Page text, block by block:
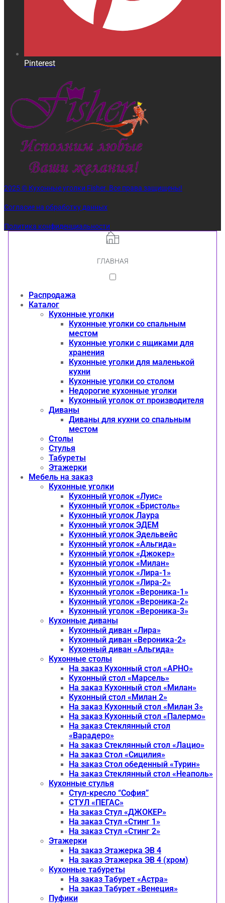
Pinterest
2025 © Кухонные уголки Fisher. Все права защищены!
Согласие на обработку данных
Политика конфиденциальности
ГЛАВНАЯ
Распродажа
Каталог
Кухонные уголки
Кухонные уголки со спальным
местом
Кухонные уголки с ящиками для
хранения
Кухонные уголки для маленькой
кухни
Кухонные уголки со столом
Недорогие кухонные уголки
Кухонный уголок от производителя
Диваны
Диваны для кухни со спальным
местом
Столы
Стулья
Табуреты
Этажерки
Мебель на заказ
Кухонные уголки
Кухонный уголок «Луис»
Кухонный уголок «Бристоль»
Кухонный уголок Лаура
Кухонный уголок ЭДЕМ
Кухонный уголок Эдельвейс
Кухонный уголок «Альгида»
Кухонный уголок «Джокер»
Кухонный уголок «Милан»
Кухонный уголок «Лира-1»
Кухонный уголок «Лира-2»
Кухонный уголок «Вероника-1»
Кухонный уголок «Вероника-2»
Кухонный уголок «Вероника-3»
Кухонные диваны
Кухонный диван «Лира»
Кухонный диван «Вероника-2»
Кухонный диван «Альгида»
Кухонные столы
На заказ Кухонный стол «АРНО»
Кухонный стол «Марсель»
На заказ Кухонный стол «Милан»
Кухонный стол «Милан 2»
На заказ Кухонный стол «Милан 3»
На заказ Кухонный стол «Палермо»
На заказ Стеклянный стол
«Варадеро»
На заказ Стеклянный стол «Лацио»
На заказ Стол «Сицилия»
На заказ Стол обеденный «Турин»
На заказ Стеклянный стол «Неаполь»
Кухонные стулья
Стул-кресло “София”
CТУЛ «ПЕГАС»
На заказ Стул «ДЖОКЕР»
На заказ Стул «Стинг 1»
На заказ Стул «Стинг 2»
Этажерки
На заказ Этажерка ЭВ 4
На заказ Этажерка ЭВ 4 (хром)
Кухонные табуреты
На заказ Табурет «Астра»
На заказ Табурет «Венеция»
Пуфики